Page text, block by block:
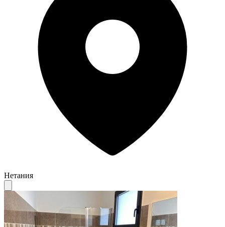
Нетания